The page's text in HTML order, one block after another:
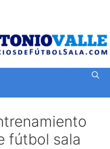
fútbol sala